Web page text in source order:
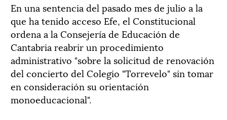
En una sentencia del pasado mes de julio a la
que ha tenido acceso Efe, el Constitucional
ordena a la Consejería de Educación de
Cantabria reabrir un procedimiento
administrativo "sobre la solicitud de renovación
del concierto del Colegio "Torrevelo" sin tomar
en consideración su orientación
monoeducacional".